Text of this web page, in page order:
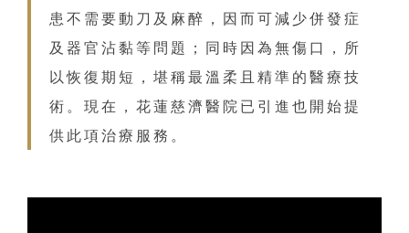
患不需要動刀及麻醉，因而可減少併發症
及器官沾黏等問題；同時因為無傷口，所
以恢復期短，堪稱最溫柔且精準的醫療技
術。現在，花蓮慈濟醫院已引進也開始提
供此項治療服務。